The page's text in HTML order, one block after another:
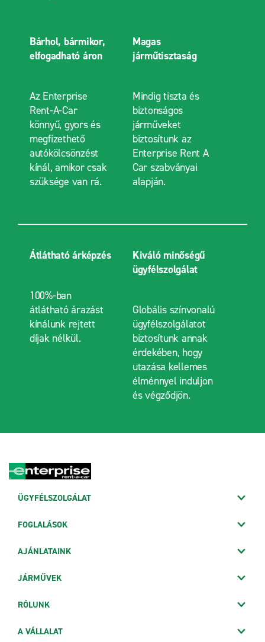
Bárhol, bármikor,
elfogadható áron
Az Enterprise
Rent-A-Car
könnyű, gyors és
megfizethető
autókölcsönzést
kínál, amikor csak
szüksége van rá.
Magas
járműtisztaság
Mindig tiszta és
biztonságos
járműveket
biztosítunk az
Enterprise Rent A
Car szabványai
alapján.
Átlátható árképzés
100%-ban
átlátható árazást
kínálunk rejtett
díjak nélkül.
Kiváló minőségű
ügyfélszolgálat
Globális színvonalú
ügyfélszolgálatot
biztosítunk annak
érdekében, hogy
utazása kellemes
élménnyel induljon
és végződjön.
ÜGYFÉLSZOLGÁLAT
FOGLALÁSOK
AJÁNLATAINK
JÁRMŰVEK
RÓLUNK
A VÁLLALAT